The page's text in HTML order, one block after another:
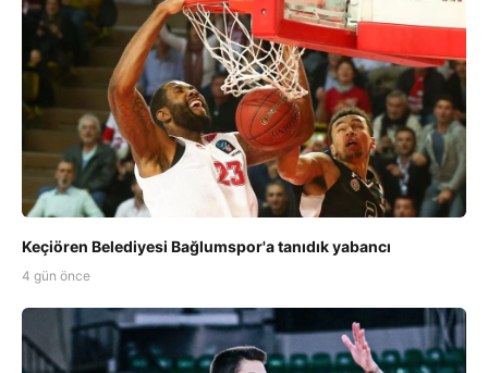
Keçiören Belediyesi Bağlumspor'a tanıdık yabancı
4 gün önce